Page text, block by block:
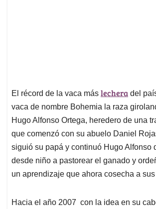
El récord de la vaca más lechera del
vaca de nombre Bohemia la raza
Hugo Alfonso Ortega, heredero de una
que comenzó con su abuelo Daniel
siguió su papá y continuó Hugo Alfonso
desde niño a pastorear el ganado y
un aprendizaje que ahora cosecha a
Hacia el año 2007 con la idea en su